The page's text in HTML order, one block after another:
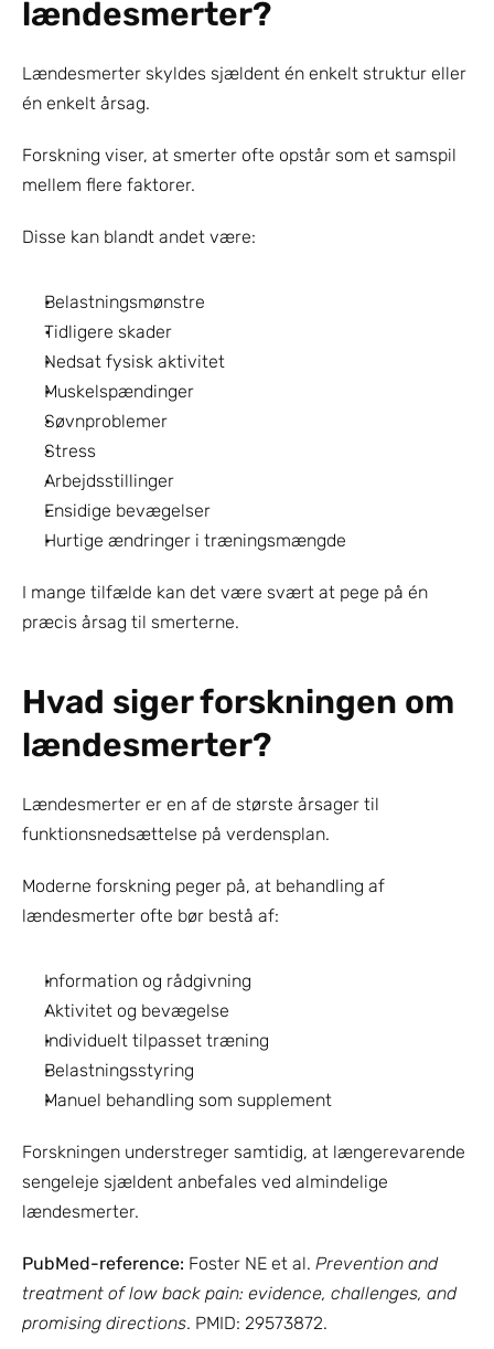
lændesmerter?
Lændesmerter skyldes sjældent én enkelt struktur eller
én enkelt årsag.
Forskning viser, at smerter ofte opstår som et samspil
mellem flere faktorer.
Disse kan blandt andet være:
Belastningsmønstre
Tidligere skader
Nedsat fysisk aktivitet
Muskelspændinger
Søvnproblemer
Stress
Arbejdsstillinger
Ensidige bevægelser
Hurtige ændringer i træningsmængde
I mange tilfælde kan det være svært at pege på én
præcis årsag til smerterne.
Hvad siger forskningen om
lændesmerter?
Lændesmerter er en af de største årsager til
funktionsnedsættelse på verdensplan.
Moderne forskning peger på, at behandling af
lændesmerter ofte bør bestå af:
Information og rådgivning
Aktivitet og bevægelse
Individuelt tilpasset træning
Belastningsstyring
Manuel behandling som supplement
Forskningen understreger samtidig, at længerevarende
sengeleje sjældent anbefales ved almindelige
lændesmerter.
PubMed-reference: Foster NE et al. Prevention and
treatment of low back pain: evidence, challenges, and
promising directions. PMID: 29573872.